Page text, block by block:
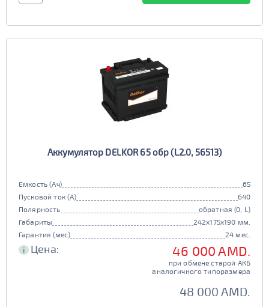
Аккумулятор DELKOR 65 обр (L2.0, 56513)
Емкость (Ач)
65
Пусковой ток (А)
640
Полярность
обратная (0, L)
Габариты
242x175x190 мм.
Гарантия (мес)
24 мес.
i Цена: 46 000 AMD.
при обмене старой АКБ
аналогичного типоразмера
48 000 AMD.